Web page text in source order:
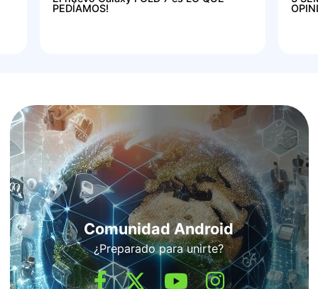
PEDÍAMOS!
Comunidad Android
¿Preparado para unirte?